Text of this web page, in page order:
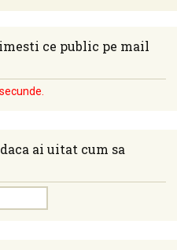
ce public pe mail
ai uitat cum sa